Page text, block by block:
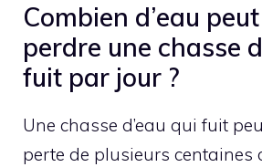
Combien d’eau
perdre une chasse
fuit par jour ?
Une chasse d’eau qui fuit
perte de plusieurs centaines